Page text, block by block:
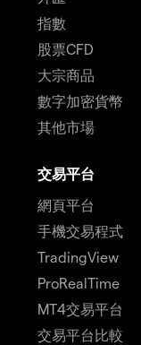
指數
股票CFD
大宗商品
數字加密貨幣
其他市場
交易平台
網頁平台
手機交易程式
TradingView
ProRealTime
MT4交易平台
交易平台比較